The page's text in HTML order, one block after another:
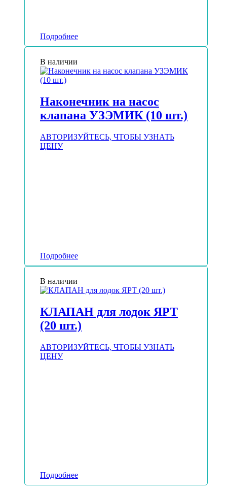
Подробнее
В наличии
Наконечник на насос
клапана УЗЭМИК (10 шт.)
АВТОРИЗУЙТЕСЬ, ЧТОБЫ УЗНАТЬ
ЦЕНУ
Подробнее
В наличии
КЛАПАН для лодок ЯРТ
(20 шт.)
АВТОРИЗУЙТЕСЬ, ЧТОБЫ УЗНАТЬ
ЦЕНУ
Подробнее